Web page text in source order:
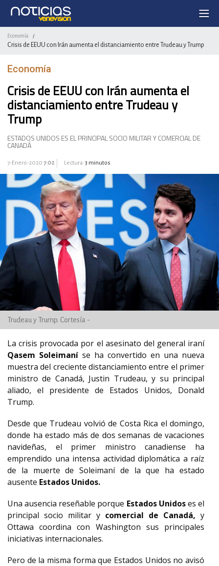
Economía /
Crisis de EEUU con Irán aumenta el distanciamiento entre Trudeau y Trump
Economía
Crisis de EEUU con Irán aumenta el
distanciamiento entre Trudeau y
Trump
ESTADOS UNIDOS ES EL PRINCIPAL SOCIO MILITAR Y COMERCIAL DE
CANADÁ
7-Enero-2020 7:02 Lectura: 3 minutos
Trudeau y Trump. Cortesía -
La crisis provocada por el asesinato del general iraní
Qasem Soleimaní se ha convertido en una nueva
muestra del creciente distanciamiento entre el primer
ministro de Canadá, Justin Trudeau, y su principal
aliado, el presidente de Estados Unidos, Donald
Trump.
Desde que Trudeau volvió de Costa Rica el domingo,
donde ha estado más de dos semanas de vacaciones
navideñas, el primer ministro canadiense ha
emprendido una intensa actividad diplomática a raíz
de la muerte de Soleimaní de la que ha estado
ausente Estados Unidos.
Una ausencia reseñable porque Estados Unidoses el
principal socio militar y comercial de Canadá, y
Ottawa coordina con Washington sus principales
iniciativas internacionales.
Pero de la misma forma que Estados Unidos no avisó